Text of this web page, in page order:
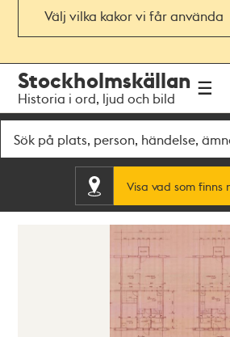
Välj vilka kakor vi får använda
navigationen
huvudinnehållet
Stockholmskällan
Historia i ord, ljud och bild
Visa vad som finns